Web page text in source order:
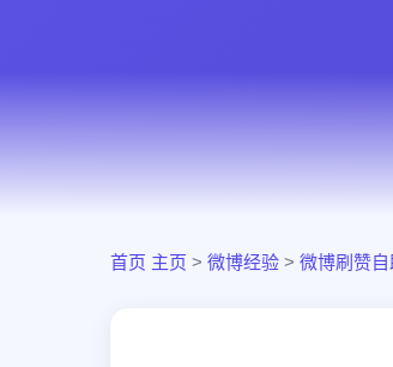
首页 主页 > 微博经验 > 微博刷赞自